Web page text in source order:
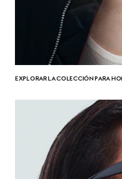
EXPLORAR LA COLECCIÓN PARA